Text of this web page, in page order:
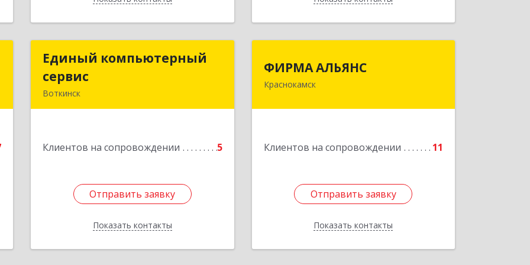
Единый компьютерный
сервис
Воткинск
Клиентов на сопровождении 5
Отправить заявку
Показать контакты
Единый компьютерный
Отправить заявку
Назад
ФИРМА АЛЬЯНС
Краснокамск
Клиентов на сопровождении 11
Отправить заявку
Показать контакты
Отправить заявку
Назад